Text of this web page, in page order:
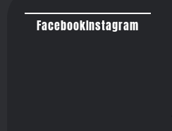
Instagram
Facebook